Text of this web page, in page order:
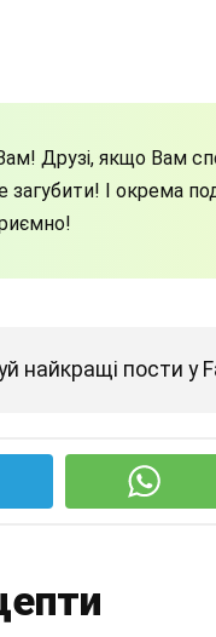
Друзі, якщо Вам
І окрема
найкращі пости у